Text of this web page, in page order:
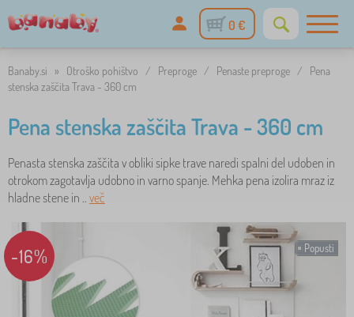
0 €
Banaby.si » Otroško pohištvo / Preproge / Penaste preproge /
Pena
stenska zaščita Trava - 360 cm
Pena stenska zaščita Trava - 360 cm
Penasta stenska zaščita v obliki sipke trave naredi spalni del udoben in
otrokom zagotavlja udobno in varno spanje. Mehka pena izolira mraz iz
hladne stene in .. več
Popusti
-16%